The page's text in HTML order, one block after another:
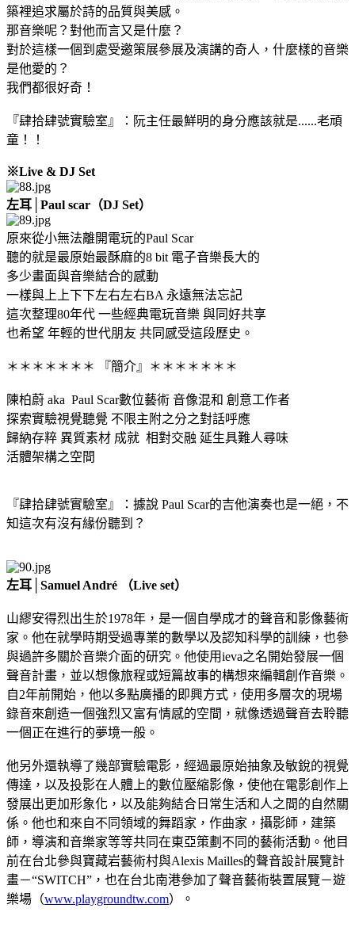
築裡追求屬於詩的品質與美感。
那音樂呢？對他而言又是什麼？
對於這樣一個到處受邀策展參展及演講的奇人，什麼樣的音樂
是他愛的？
我們都很好奇！
『肆拾肆號實驗室』：阮主任最鮮明的身分應該就是......老頑
童！！
※Live & DJ Set
左耳│Paul scar（DJ Set）
原來從小無法離開電玩的Paul Scar
聽的就是最原始最酥麻的8 bit 電子音樂長大的
多少畫面與音樂結合的感動
一樣與上上下下左右左右BA 永遠無法忘記
這次整理80年代 一些經典電玩音樂 與同好共享
也希望 年輕的世代朋友 共同感受這段歷史。
＊＊＊＊＊＊＊ 『簡介』＊＊＊＊＊＊＊
陳柏蔚 aka Paul Scar數位藝術 音像混和 創意工作者
探索實驗視覺聽覺 不限主附之分之對話呼應
歸納存粹 異質素材 成就 相對交融 延生具難人尋味
活體架構之空間
『肆拾肆號實驗室』：據說 Paul Scar的吉他演奏也是一絕，不
知這次有沒有緣份聽到？
左耳│Samuel André （Live set）
山繆安得烈出生於1978年，是一個自學成才的聲音和影像藝術
家。他在就學時期受過專業的數學以及認知科學的訓練，也參
與過許多關於音樂介面的研究。他使用ieva之名開始發展一個
聲音計畫，並以想像旅程或短篇故事的構想來編輯創作音樂。
自2年前開始，他以多點廣播的即興方式，使用多層次的現場
錄音來創造一個強烈又富有情感的空間，就像透過聲音去聆聽
一個正在進行的夢境一般。
他另外還執導了幾部實驗電影，經過最原始抽象及敏銳的視覺
傳達，以及投影在人體上的數位壓縮影像，使他在電影創作上
發展出更加形象化，以及能夠結合日常生活和人之間的自然關
係。他也和來自不同領域的舞蹈家，作曲家，攝影師，建築
師，導演和音樂家等等共同在東亞策劃不同的藝術活動。他目
前在台北參與寶藏岩藝術村與Alexis Mailles的聲音設計展覽計
畫－“SWITCH”，也在台北南港參加了聲音藝術裝置展覽－遊
樂場（www.playgroundtw.com）。